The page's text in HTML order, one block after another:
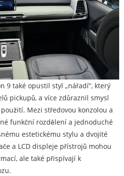
9 také opustil styl „nářadí“, který
pickupů, a více zdůraznil smysl
Mezi středovou konzolou a
funkční rozdělení a jednoduché
estetickému stylu a dvojité
a LCD displeje přístrojů mohou
ale také přispívají k